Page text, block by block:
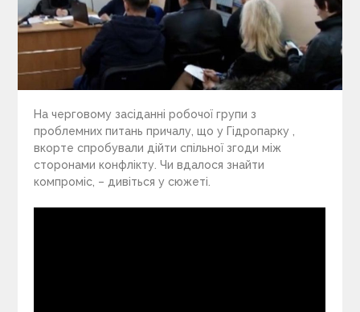
На черговому засіданні робочої групи з
проблемних питань причалу, що у Гідропарку ,
вкорте спробували дійти спільної згоди між
сторонами конфлікту. Чи вдалося знайти
компроміс, – дивіться у сюжеті.